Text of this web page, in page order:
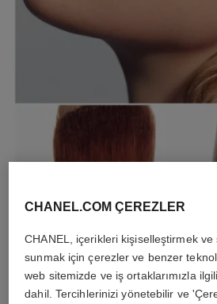
CHANEL.COM ÇEREZLER
CHANEL, içerikleri kişiselleştirmek
sunmak için çerezler ve benzer
web sitemizde ve iş ortaklarımızla
dahil. Tercihlerinizi yönetebilir ve